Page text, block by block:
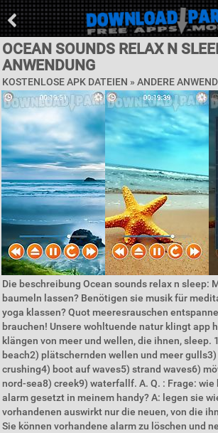
OCEAN SOUNDS RELAX N
ANWENDUNG
KOSTENLOSE APK DATEIEN » ANDERE
Die beschreibung Ocean sounds relax n sleep:
baumeln lassen? Benötigen sie musik für
yoga klassen? Quot meeresrauschen
brauchen! Unsere wohltuende natur klingt app
klängen von meer und wellen, die ihnen, sleep.
beach2) plätschernden wellen und meer
crushing4) boot auf waves5) strand waves6)
nord-sea8) creek9) waterfallf. A. Q. : Frage:
alarm gesetzt in meinem handy? A: legen sie
vorhandenen auswirkt nur die neuen, von die
Sie können vorhandene alarm zu löschen und